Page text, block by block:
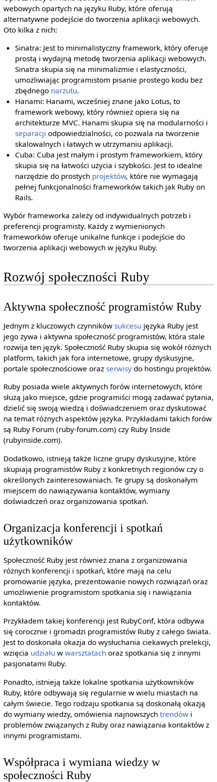
webowych opartych na języku Ruby, które oferują
alternatywne podejście do tworzenia aplikacji webowych.
Oto kilka z nich:
Sinatra: Jest to minimalistyczny framework, który oferuje
prostą i wydajną metodę tworzenia aplikacji webowych.
Sinatra skupia się na minimalizmie i elastyczności,
umożliwiając programistom pisanie prostego kodu bez
zbędnego narzutu.
Hanami: Hanami, wcześniej znane jako Lotus, to
framework webowy, który również opiera się na
architekturze MVC. Hanami skupia się na modularności i
separacji odpowiedzialności, co pozwala na tworzenie
skalowalnych i łatwych w utrzymaniu aplikacji.
Cuba: Cuba jest małym i prostym frameworkiem, który
skupia się na łatwości użycia i szybkości. Jest to idealne
narzędzie do prostych projektów, które nie wymagają
pełnej funkcjonalności frameworków takich jak Ruby on
Rails.
Wybór frameworka zależy od indywidualnych potrzeb i
preferencji programisty. Każdy z wymienionych
frameworków oferuje unikalne funkcje i podejście do
tworzenia aplikacji webowych w języku Ruby.
Rozwój społeczności Ruby
Aktywna społeczność programistów Ruby
Jednym z kluczowych czynników sukcesu języka Ruby jest
jego żywa i aktywna społeczność programistów, która stale
rozwija ten język. Społeczność Ruby skupia się wokół różnych
platform, takich jak fora internetowe, grupy dyskusyjne,
portale społecznościowe oraz serwisydo hostingu projektów.
Ruby posiada wiele aktywnych forów internetowych, które
służą jako miejsce, gdzie programiści mogą zadawać pytania,
dzielić się swoją wiedzą i doświadczeniem oraz dyskutować
na temat różnych aspektów języka. Przykładami takich forów
są Ruby Forum (ruby-forum.com) czy Ruby Inside
(rubyinside.com).
Dodatkowo, istnieją także liczne grupy dyskusyjne, które
skupiają programistów Ruby z konkretnych regionów czy o
określonych zainteresowaniach. Te grupy są doskonałym
miejscem do nawiązywania kontaktów, wymiany
doświadczeń oraz organizowania spotkań.
Organizacja konferencji i spotkań
użytkowników
Społeczność Ruby jest również znana z organizowania
różnych konferencji i spotkań, które mają na celu
promowanie języka, prezentowanie nowych rozwiązań oraz
umożliwienie programistom spotkania się i nawiązania
kontaktów.
Przykładem takiej konferencji jest RubyConf, która odbywa
się corocznie i gromadzi programistów Ruby z całego świata.
Jest to doskonała okazja do wysłuchania ciekawych prelekcji,
wzięcia udziału w warsztatachoraz spotkania się z innymi
pasjonatami Ruby.
Ponadto, istnieją także lokalne spotkania użytkowników
Ruby, które odbywają się regularnie w wielu miastach na
całym świecie. Tego rodzaju spotkania są doskonałą okazją
do wymiany wiedzy, omówienia najnowszych trendówi
problemów związanych z Ruby oraz nawiązania kontaktów z
innymi programistami.
Współpraca i wymiana wiedzy w
społeczności Ruby